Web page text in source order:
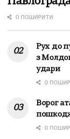
0 ПОШИРИТИ
Рух до
з
удари
0
Ворог
0